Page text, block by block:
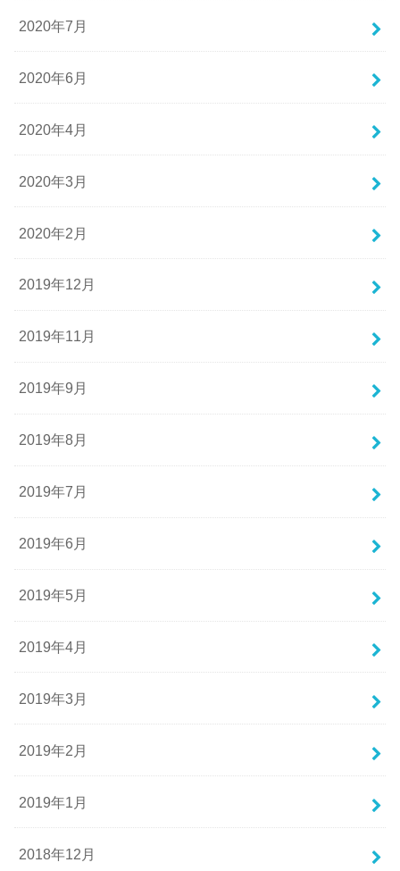
2020年7月
2020年6月
2020年4月
2020年3月
2020年2月
2019年12月
2019年11月
2019年9月
2019年8月
2019年7月
2019年6月
2019年5月
2019年4月
2019年3月
2019年2月
2019年1月
2018年12月